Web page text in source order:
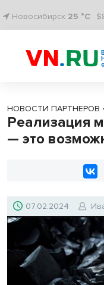
Новосибирск 25 °C
НОВОСТИ ПАРТНЕРОВ
Реализация
— это
07.02.2024